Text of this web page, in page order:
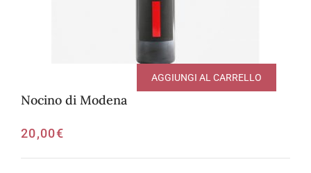
Nocino di Modena
20,00€
AGGIUNGI AL CARRELLO